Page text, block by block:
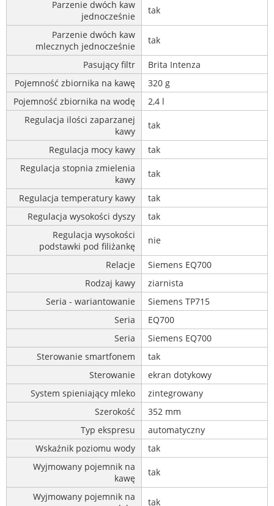
Parzenie dwóch kaw
jednocześnie
tak
Parzenie dwóch kaw
mlecznych jednocześnie
tak
Pasujący filtr
Brita Intenza
Pojemność zbiornika na kawę
320 g
Pojemność zbiornika na wodę
2,4 l
Regulacja ilości zaparzanej
kawy
tak
Regulacja mocy kawy
tak
Regulacja stopnia zmielenia
kawy
tak
Regulacja temperatury kawy
tak
Regulacja wysokości dyszy
tak
Regulacja wysokości
podstawki pod filiżankę
nie
Relacje
Siemens EQ700
Rodzaj kawy
ziarnista
Seria - wariantowanie
Siemens TP715
Seria
EQ700
Seria
Siemens EQ700
Sterowanie smartfonem
tak
Sterowanie
ekran dotykowy
System spieniający mleko
zintegrowany
Szerokość
352 mm
Typ ekspresu
automatyczny
Wskaźnik poziomu wody
tak
Wyjmowany pojemnik na
kawę
tak
Wyjmowany pojemnik na
tak